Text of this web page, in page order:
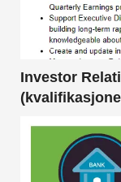
Investor